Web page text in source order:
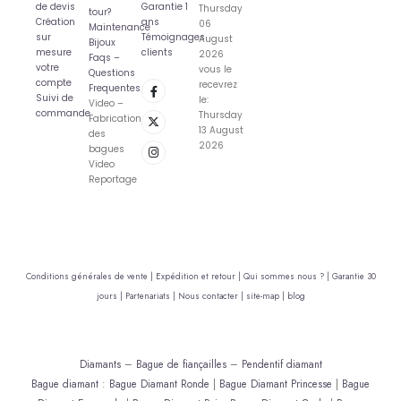
de devis
Création
sur
mesure
votre
compte
Suivi de
commande
tour?
Maintenance
Bijoux
Faqs –
Questions
Frequentes
Video –
Fabrication
des
bagues
Video
Reportage
Garantie 1
ans
Témoignages
clients
Thursday
06
August
2026
vous le
recevrez
le:
Thursday
13 August
2026
Conditions générales de vente | Expédition et retour | Qui sommes nous ? | Garantie 30
jours |
Partenariats | Nous contacter | site-map | blog
Diamants– Bague de fiançailles– Pendentif diamant
Bague diamant : Bague Diamant Ronde | Bague Diamant Princesse | Bague